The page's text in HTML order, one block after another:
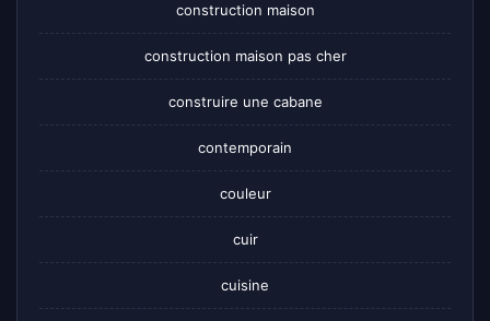
construction maison
construction maison pas cher
construire une cabane
contemporain
couleur
cuir
cuisine